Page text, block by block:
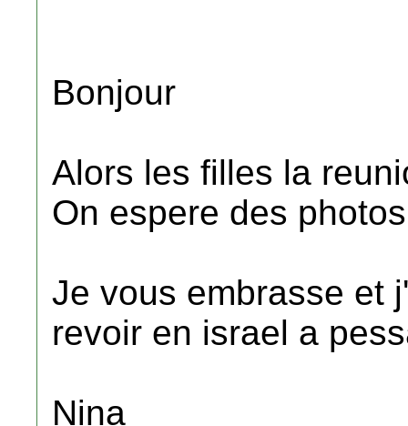
Bonjour
Alors les filles la
On espere des
Je vous embrasse et
revoir en israel a
Nina